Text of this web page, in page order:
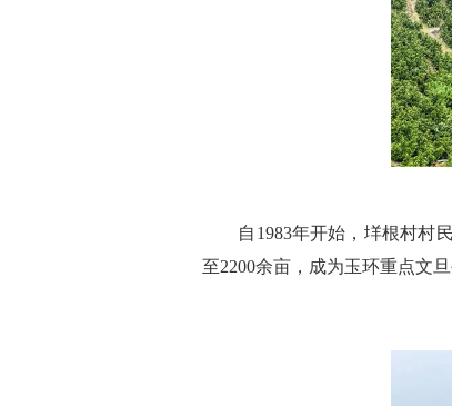
自1983年开始，垟根村村民
至2200余亩，成为玉环重点文